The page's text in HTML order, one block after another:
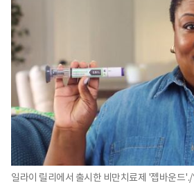
일라이 릴리에서 출시한 비만치료제 '젭바운드